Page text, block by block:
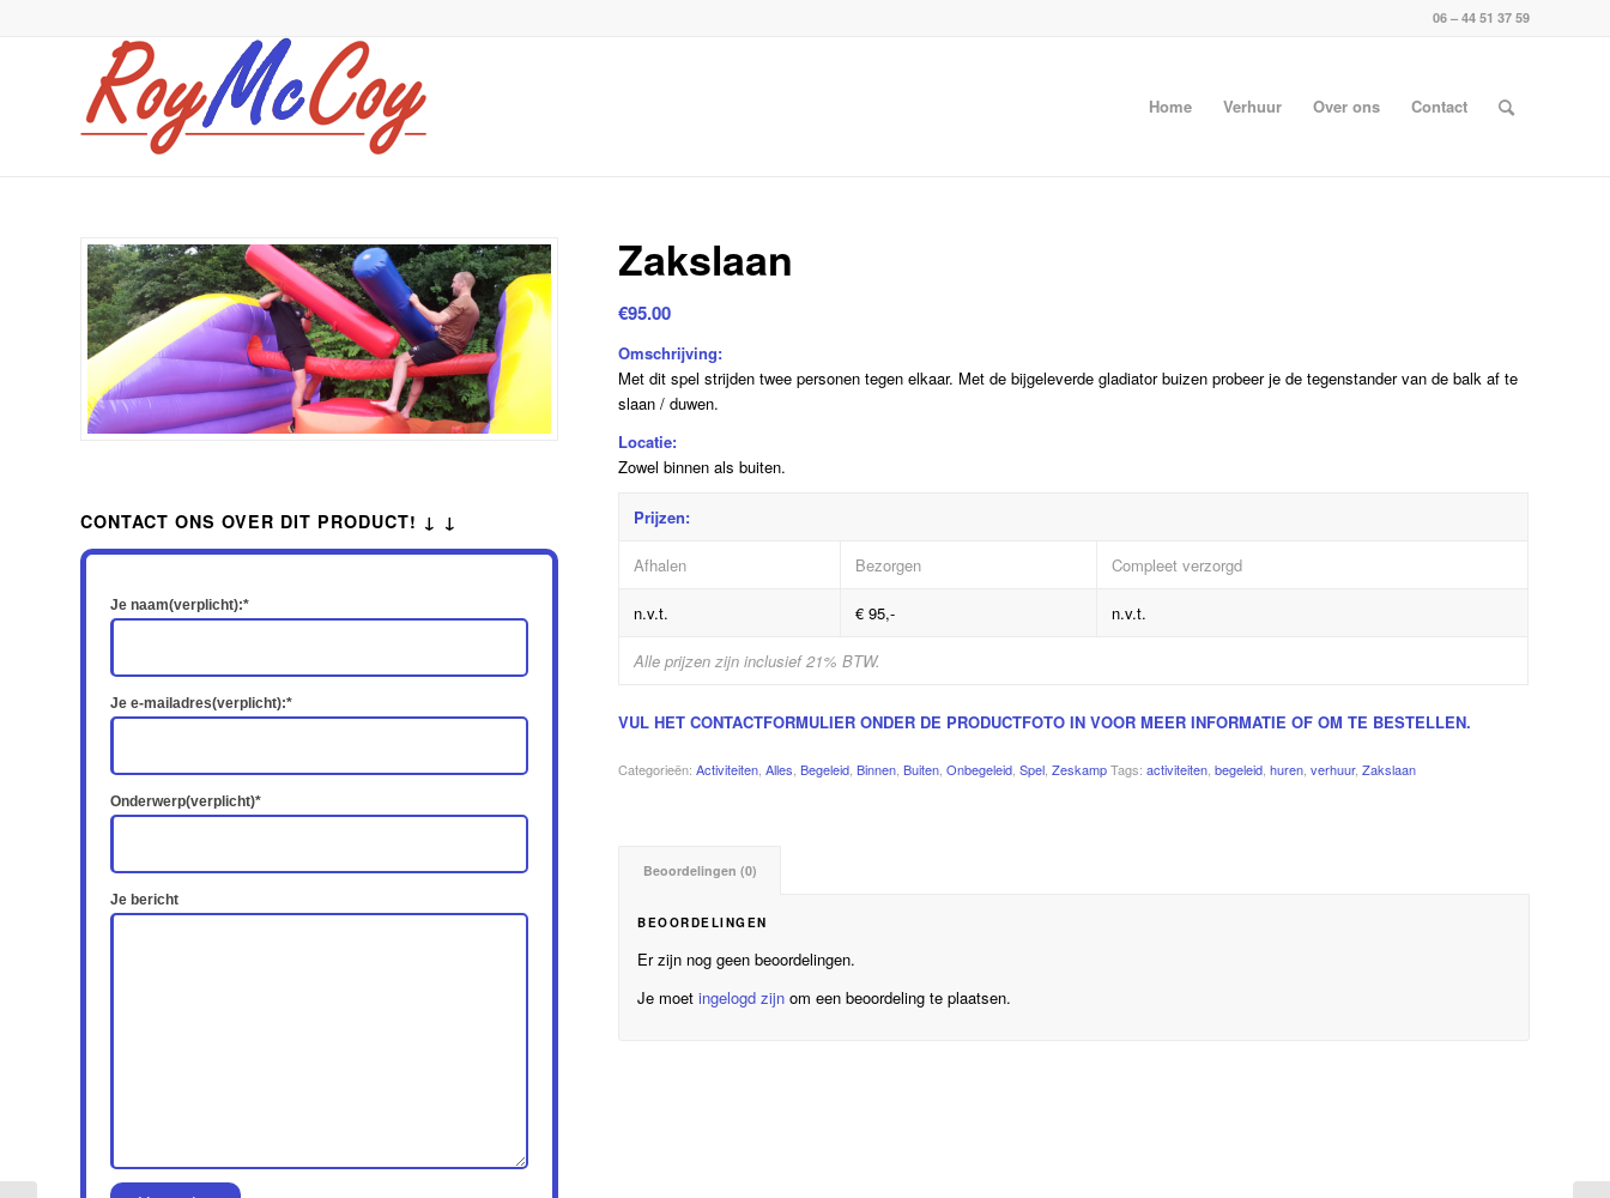
06 – 44 51 37 59
Home Verhuur Over ons Contact
CONTACT ONS OVER DIT PRODUCT! ↓ ↓
Je naam(verplicht):*
Je e-mailadres(verplicht):*
Onderwerp(verplicht)*
Je bericht
Zakslaan
€95.00
Omschrijving:
Met dit spel strijden twee personen tegen elkaar. Met de bijgeleverde gladiator buizen probeer je de tegenstander van de balk af te
slaan / duwen.
Locatie:
Zowel binnen als buiten.
Prijzen:
Afhalen Bezorgen Compleet verzorgd
n.v.t. € 95,- n.v.t.
Alle prijzen zijn inclusief 21% BTW.
VUL HET CONTACTFORMULIER ONDER DE PRODUCTFOTO IN VOOR MEER INFORMATIE OF OM TE BESTELLEN.
Categorieën:Activiteiten ,Alles ,Begeleid ,Binnen ,Buiten ,Onbegeleid ,Spel ,Zeskamp Tags:activiteiten ,begeleid ,huren ,verhuur,Zakslaan
Beoordelingen (0)
BEOORDELINGEN
Er zijn nog geen beoordelingen.
Je moetingelogd zijn om een beoordeling te plaatsen.